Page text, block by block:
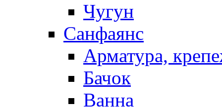
Чугун
Санфаянс
Арматура,
Бачок
Ванна